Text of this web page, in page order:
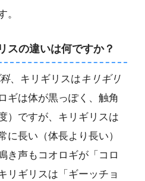
。
スの違いは何ですか？
、キリギリスはキリギリ
ギは体が黒っぽく、触角
）ですが、キリギリスは
に長い（体長より長い）
き声もコオロギが「コロ
リギリスは「ギーッチョ